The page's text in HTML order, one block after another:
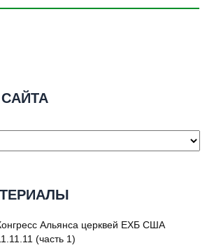
Альянса церквей ЕХБ США
(часть 1)